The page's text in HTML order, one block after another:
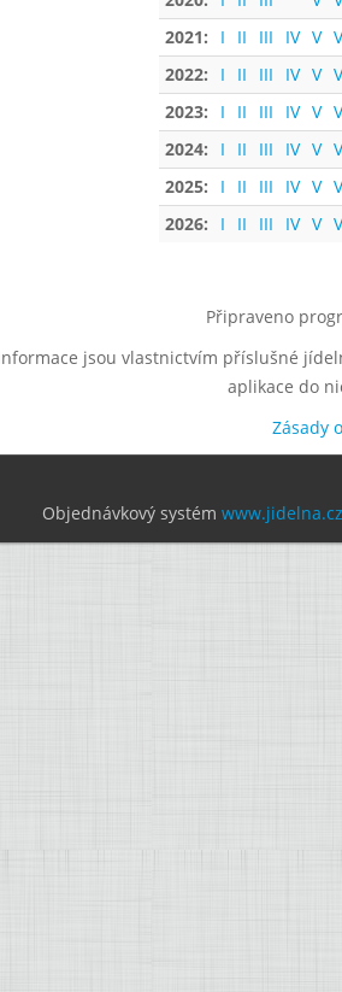
2021:
I II III IV V
2022:
I II III IV V
2023:
I II III IV V
2024:
I II III IV V
2025:
I II III IV V
2026:
I II III IV V
Připraveno
jsou vlastnictvím příslušné
aplikace do
Zásady
Objednávkový systém www.jidelna.cz